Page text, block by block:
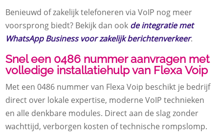
Benieuwd of zakelijk telefoneren via VoIP nog meer
voorsprong biedt? Bekijk dan ook de integratie met
WhatsApp Business voor zakelijk berichtenverkeer.
Snel een 0486 nummer aanvragen met
volledige installatiehulp van Flexa Voip
Met een 0486 nummer van Flexa Voip beschikt je bedrijf
direct over lokale expertise, moderne VoIP technieken
en alle denkbare modules. Direct aan de slag zonder
wachttijd, verborgen kosten of technische rompslomp.